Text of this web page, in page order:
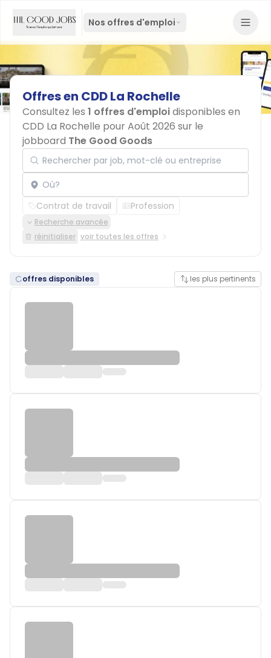
Nos offres d'emploi
Offresen CDDLa Rochelle
Consultez les 1 offres d'emploidisponibles en
CDD La Rochelle pour Août 2026 sur le
jobboard The Good Goods
Rechercher par job, mot-clé ou entreprise
Localisation
Contrat de travail Profession
Recherche avancée
réinitialiser voir toutes les offres
offres disponibles les plus pertinents